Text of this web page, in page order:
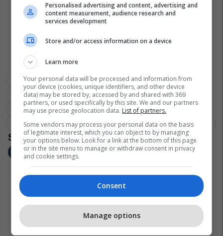
Theo Walcott Chelsea Man City
Arsenal
Ilkay Gundogan
Maarten Stekelenburg
Dele Alli
Steve Cook
Everton Bournemouth
Charlie Daniels
Cesar Azpilicueta
Manuel Lanzini Mesut Ozil Joe Allen
Personalised advertising and content, advertising and
content measurement, audience research and
services development
Store and/or access information on a device
Learn more
Your personal data will be processed and information from
your device (cookies, unique identifiers, and other device
data) may be stored by, accessed by and shared with 369
partners, or used specifically by this site. We and our partners
may use precise geolocation data. List of partners.
Some vendors may process your personal data on the basis
of legitimate interest, which you can object to by managing
your options below. Look for a link at the bottom of this page
or in the site menu to manage or withdraw consent in privacy
and cookie settings.
Consent
Manage options